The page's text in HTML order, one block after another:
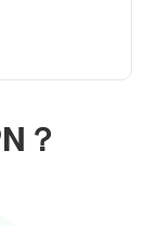
？